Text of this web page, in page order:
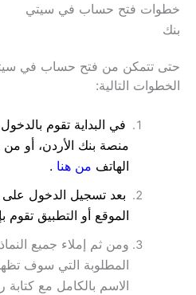
خطوات فتح حساب في سيتي
بنك
حتى تتمكن من فتح حساب في سيتي
الخطوات التالية:
في البداية تقوم بالدخول
منصة بنك الأردن، أو من
الهاتفمن هنا .
بعد تسجيل الدخول على
الموقع أو التطبيق تقوم
ومن ثم إملاء جميع النماذج
المطلوبة التي سوف
الاسم بالكامل مع كتابة